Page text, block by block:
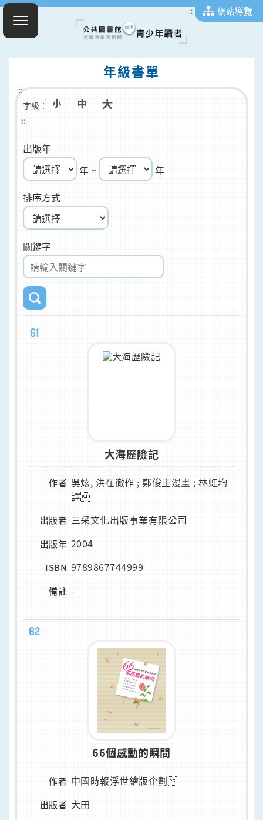
::: 網站導覽
年級書單
:::
字級：
:::
出版年
年 ~
年
排序方式
關鍵字
61
大海歷險記
作者 吳炫, 洪在徹作 ; 鄭俊圭漫畫 ; 林虹均
譯
出版者 三采文化出版事業有限公司
出版年 2004
ISBN 9789867744999
備註 -
62
66個感動的瞬間
作者 中國時報浮世繪版企劃
出版者 大田